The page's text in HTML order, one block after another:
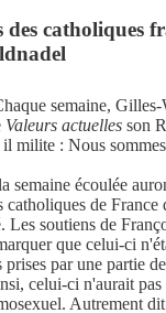
des catholiques
semaine,
Valeurs actuelles son
milite : Nous
semaine écoulée
catholiques de France
Les soutiens de
que celui-ci
par une partie
celui-ci n'aurait pas
Autrement dit